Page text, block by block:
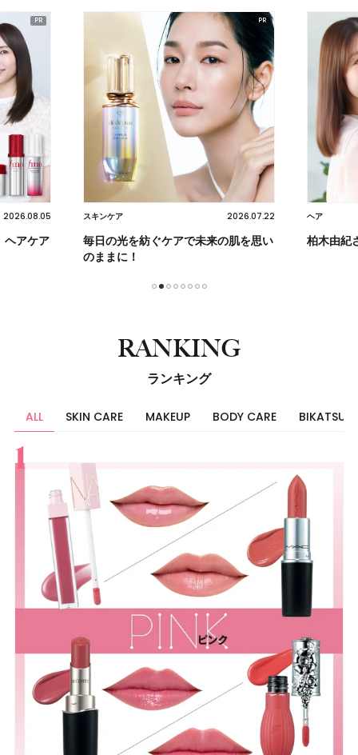
2026.07.22
肌を思い
ヘア 2026.07.17
柏木由紀さんも感動！
美活
注目の炭
RANKING
ランキング
ALL SKIN CARE MAKEUP BODY CARE BIKATSU
すべて
スキンケア
メイク
ボディケア
美活
ヘア
ライフスタイル
ビューティーズ